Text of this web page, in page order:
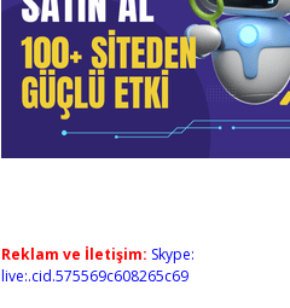
Reklam ve İletişim: Skype:
live:.cid.575569c608265c69